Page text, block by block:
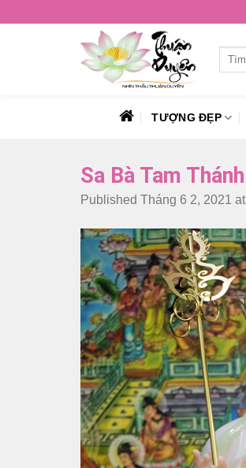
Tìm
TƯỢNG ĐẸP
Sa Bà Tam Thánh
Published Tháng 6 2, 2021 at